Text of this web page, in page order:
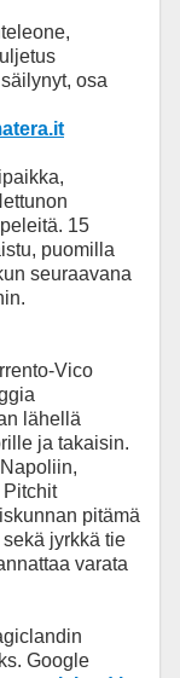
osa
15
puomilla
seuraavana
Vico
lähellä
ja takaisin.
pitämä
jyrkkä tie
varata
Google